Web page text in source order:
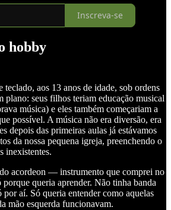
Inscreva-se
hobby
teclado, aos 13 anos de idade, sob ordens
plano: seus filhos teriam educação musical
música) e eles também começariam a
possível. A música não era diversão, era
depois das primeiras aulas já estávamos
da nossa pequena igreja, preenchendo o
inexistentes.
acordeon — instrumento que comprei no
queria aprender. Não tinha banda
aí. Só queria entender como aquelas
mão esquerda funcionavam.